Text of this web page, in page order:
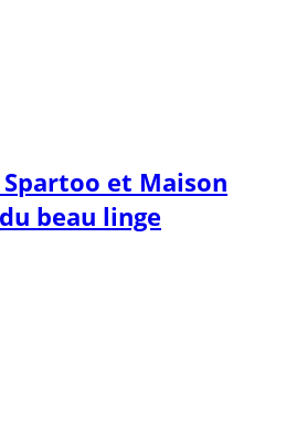
et Maison
beau linge